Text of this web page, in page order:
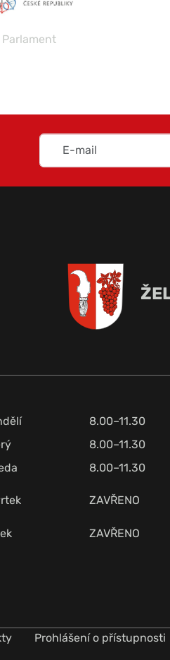
Parlament
8.00–11.30
8.00–11.30
8.00–11.30
ZAVŘENO
ZAVŘENO
Prohlášení o přístupnosti